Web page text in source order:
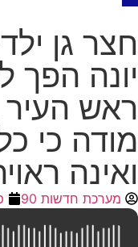
חצר גן
יונה
ראש
מודה כי
ואינה
מערכת חדשות 90